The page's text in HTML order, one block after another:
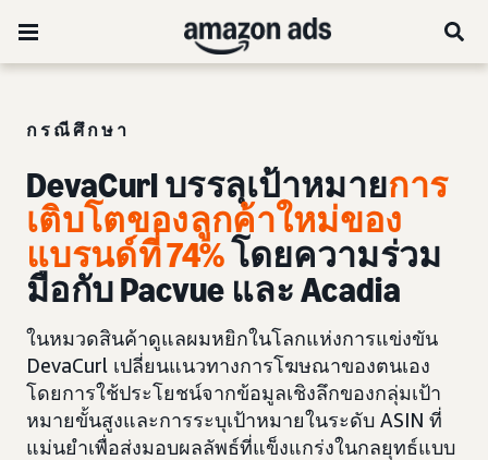
กรณีศึกษา
DevaCurl บรรลุเป้าหมายการ
เติบโตของลูกค้าใหม่ของ
แบรนด์ที่ 74%โดยความร่วม
มือกับ Pacvue และ Acadia
ในหมวดสินค้าดูแลผมหยิกในโลกแห่งการแข่งขัน
DevaCurl เปลี่ยนแนวทางการโฆษณาของตนเอง
โดยการใช้ประโยชน์จากข้อมูลเชิงลึกของกลุ่มเป้า
หมายขั้นสูงและการระบุเป้าหมายในระดับ ASIN ที่
แม่นยำเพื่อส่งมอบผลลัพธ์ที่แข็งแกร่งในกลยุทธ์แบบ